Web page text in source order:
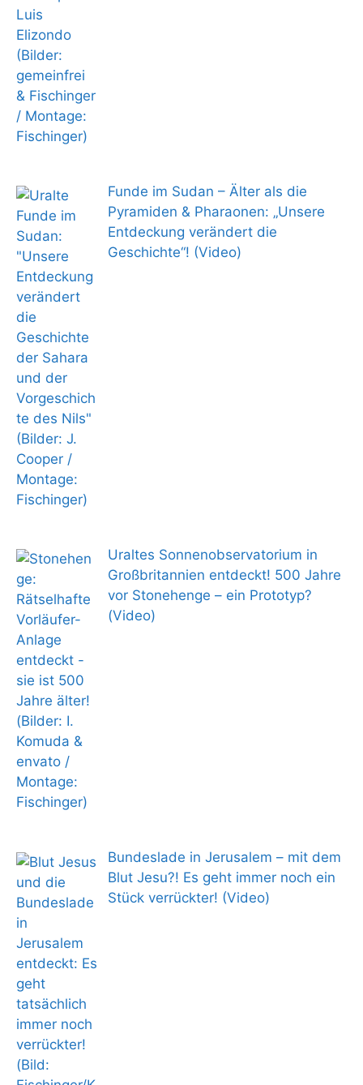
Funde im Sudan – Älter als die
Pyramiden & Pharaonen: „Unsere
Entdeckung verändert die
Geschichte“! (Video)
Uraltes Sonnenobservatorium in
Großbritannien entdeckt! 500 Jahre
vor Stonehenge – ein Prototyp?
(Video)
Bundeslade in Jerusalem – mit dem
Blut Jesu?! Es geht immer noch ein
Stück verrückter! (Video)